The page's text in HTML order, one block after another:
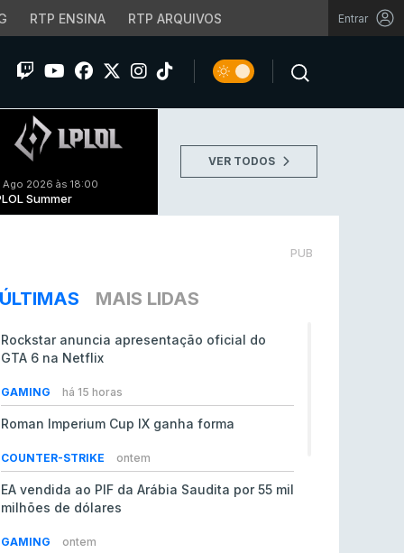
RTP ENSINA RTP ARQUIVOS Entrar
Ago 2026 às 18:00
Summer
VER TODOS
PUB
ÚLTIMAS MAIS LIDAS
Rockstar anuncia apresentação oficial do
GTA 6 na Netflix
GAMING há 15 horas
Roman Imperium Cup IX ganha forma
COUNTER-STRIKE ontem
EA vendida ao PIF da Arábia Saudita por 55 mil
milhões de dólares
GAMING ontem